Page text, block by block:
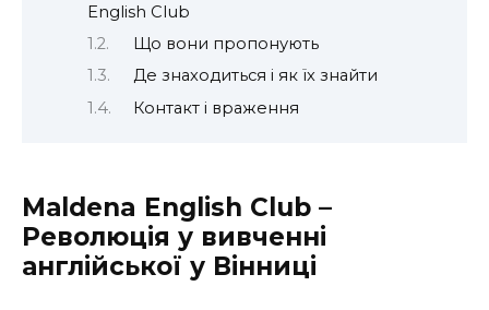
English Club
Що вони пропонують
Де знаходиться і як їх знайти
Контакт і враження
Маldena English Club –
Революція у вивченні
англійської у Вінниці